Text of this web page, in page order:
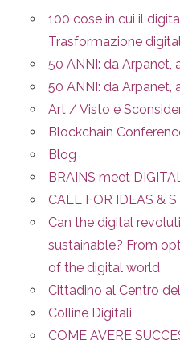
100 cose in cui il
Trasformazione
50 ANNI: da Arpanet,
50 ANNI: da Arpanet,
Art / Visto e
Blockchain
Blog
BRAINS meet
CALL FOR IDEAS &
Can the digital
sustainable? From
of the digital world
Cittadino al Centro
Colline Digitali
COME AVERE